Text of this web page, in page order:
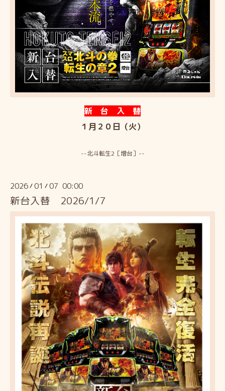
新 台 入 替
１月２０日（火）
--北斗転生2［増台］--
2026/01 /07 00:00
新台入替 2026/1/7